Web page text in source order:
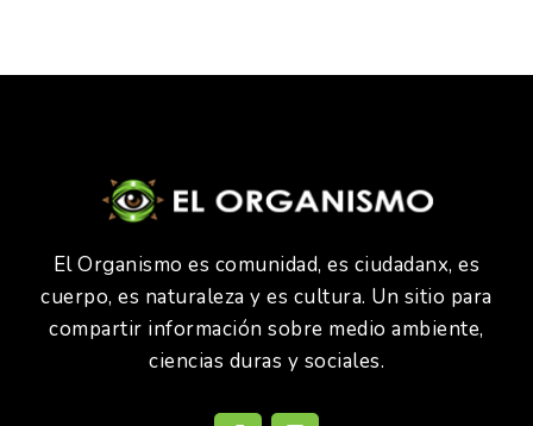
El Organismo es comunidad, es ciudadanx, es
cuerpo, es naturaleza y es cultura. Un sitio para
compartir información sobre medio ambiente,
ciencias duras y sociales.